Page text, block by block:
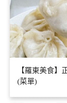
【羅東美食】
(菜單)